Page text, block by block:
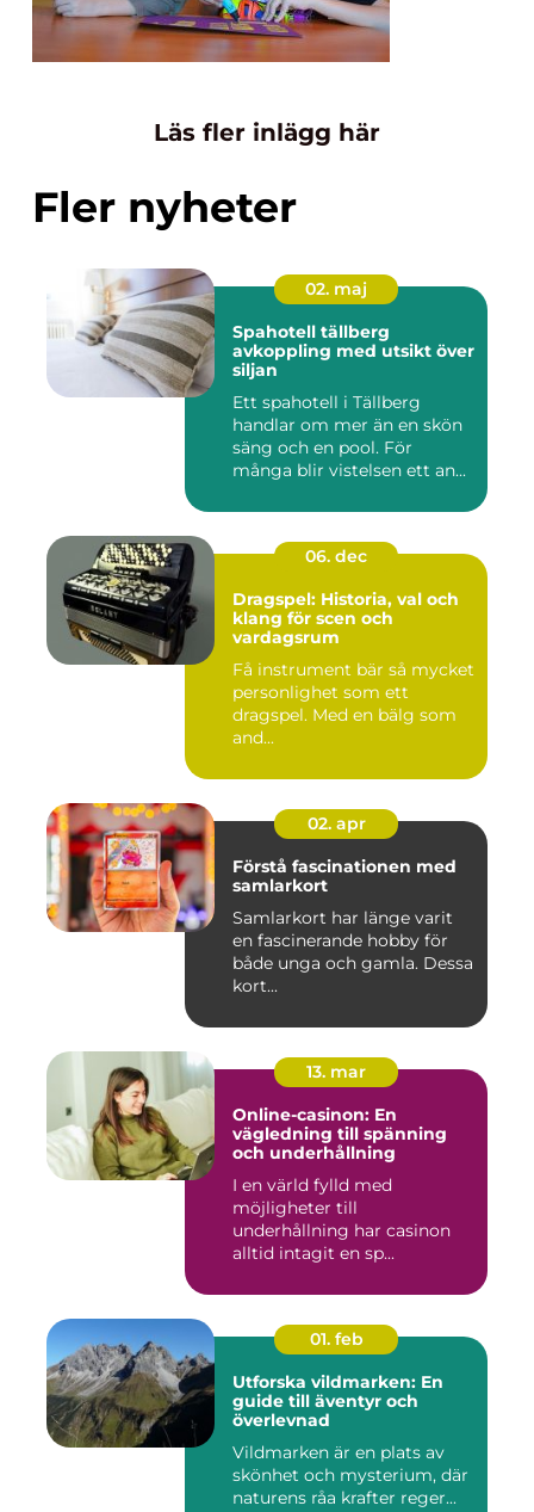
Läs fler inlägg här
Fler nyheter
02. maj
Spahotell tällberg
avkoppling med utsikt över
siljan
Ett spahotell i Tällberg
handlar om mer än en skön
säng och en pool. För
många blir vistelsen ett an...
06. dec
Dragspel: Historia, val och
klang för scen och
vardagsrum
Få instrument bär så mycket
personlighet som ett
dragspel. Med en bälg som
and...
02. apr
Förstå fascinationen med
samlarkort
Samlarkort har länge varit
en fascinerande hobby för
både unga och gamla. Dessa
kort...
13. mar
Online-casinon: En
vägledning till spänning
och underhållning
I en värld fylld med
möjligheter till
underhållning har casinon
alltid intagit en sp...
01. feb
Utforska vildmarken: En
guide till äventyr och
överlevnad
Vildmarken är en plats av
skönhet och mysterium, där
naturens råa krafter reger...